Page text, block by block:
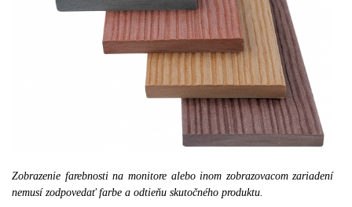
Zobrazenie farebnosti na monitore alebo inom zobrazovacom zariadení
nemusí zodpovedať farbe a odtieňu skutočného produktu.